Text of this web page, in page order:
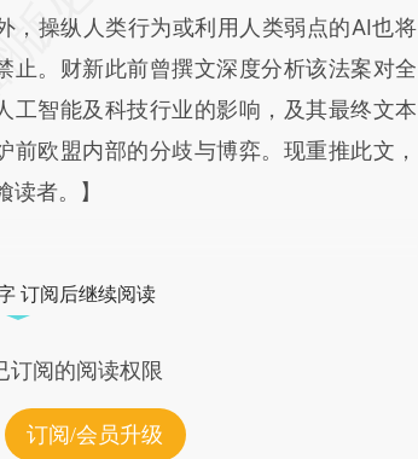
，操纵人类行为或利用人类弱点的AI也将
止。财新此前曾撰文深度分析该法案对全
工智能及科技行业的影响，及其最终文本
前欧盟内部的分歧与博弈。现重推此文，
读者。】
订阅后继续阅读
阅的阅读权限
订阅/会员升级